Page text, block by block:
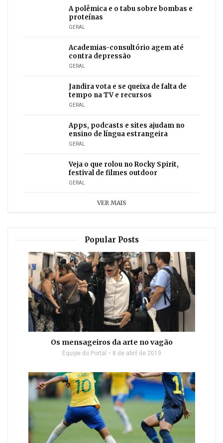
A polêmica e o tabu sobre bombas e
proteínas
GERAL
Academias-consultório agem até
contra depressão
GERAL
Jandira vota e se queixa de falta de
tempo na TV e recursos
GERAL
Apps, podcasts e sites ajudam no
ensino de língua estrangeira
GERAL
Veja o que rolou no Rocky Spirit,
festival de filmes outdoor
GERAL
VER MAIS
Popular Posts
Os mensageiros da arte no vagão
Equipe do Portal 8 de abril de 2019